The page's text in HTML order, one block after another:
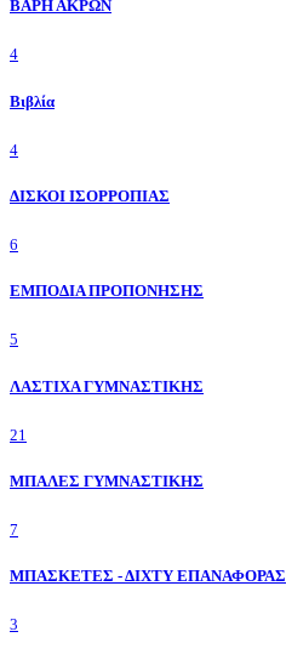
ΒΑΡΗ ΑΚΡΩΝ
4
Βιβλία
4
ΔΙΣΚΟΙ ΙΣΟΡΡΟΠΙΑΣ
6
ΕΜΠΟΔΙΑ ΠΡΟΠΟΝΗΣΗΣ
5
ΛΑΣΤΙΧΑ ΓΥΜΝΑΣΤΙΚΗΣ
21
ΜΠΑΛΕΣ ΓΥΜΝΑΣΤΙΚΗΣ
7
ΜΠΑΣΚΕΤΕΣ - ΔΙΧΤΥ ΕΠΑΝΑΦΟΡΑΣ
3